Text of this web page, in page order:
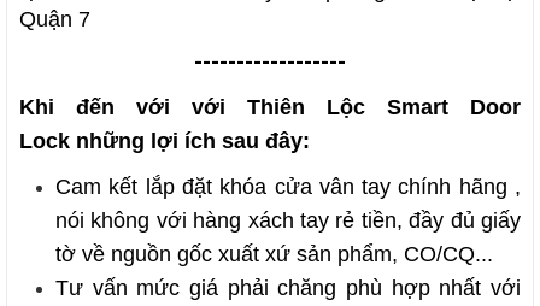
Quận 7
------------------
Khi đến với với Thiên Lộc Smart Door
Lock những lợi ích sau đây:
Cam kết lắp đặt khóa cửa vân tay chính hãng ,
nói không với hàng xách tay rẻ tiền, đầy đủ giấy
tờ về nguồn gốc xuất xứ sản phẩm, CO/CQ...
Tư vấn mức giá phải chăng phù hợp nhất với